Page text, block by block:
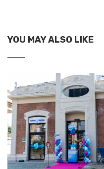
YOU MAY ALSO LIKE